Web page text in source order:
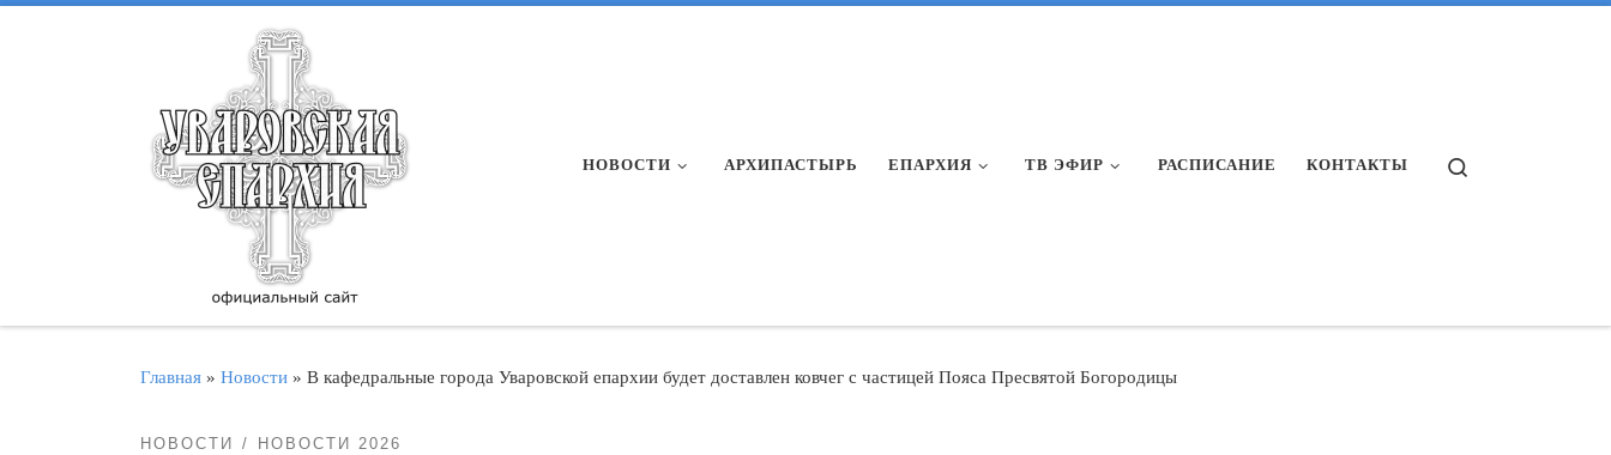
НОВОСТИ АРХИПАСТЫРЬ ЕПАРХИЯ ТВ ЭФИР РАСПИСАНИЕ КОНТАКТЫ
Главная » Новости » В кафедральные города Уваровской епархии будет доставлен ковчег с частицей Пояса Пресвятой Богородицы
НОВОСТИ НОВОСТИ 2026